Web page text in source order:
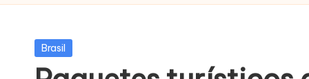
v
viajes
Publicada
Brasil